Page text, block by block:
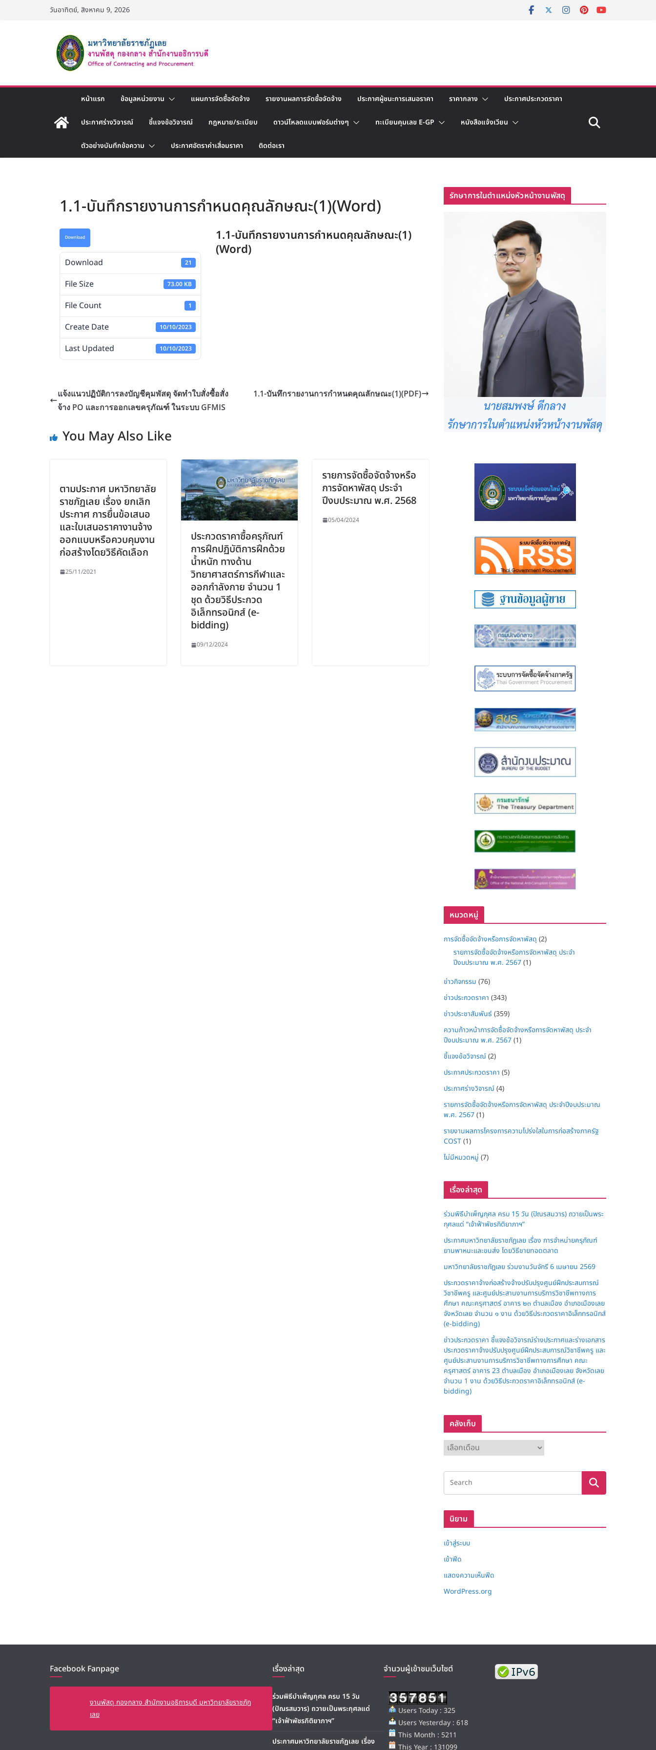
วันอาทิตย์, สิงหาคม 9, 2026
หน้าแรก ข้อมูลหน่วยงาน แผนการจัดซื้อจัดจ้าง รายงานผลการจัดซื้อจัดจ้าง ประกาศผู้ชนะการเสนอราคา ราคากลาง ประกาศประกวดราคา
ประกาศร่างวิจารณ์ ชี้แจงข้อวิจารณ์ กฎหมาย/ระเบียบ ดาวน์โหลดแบบฟอร์มต่างๆ ทะเบียนคุมเลข E-GP หนังสือแจ้งเวียน
ตัวอย่างบันทึกข้อความ ประกาศอัตราค่าเสื่อมราคา ติดต่อเรา
1.1-บันทึกรายงานการกำหนดคุณลักษณะ(1)(Word)
Download
Download 21
File Size 73.00 KB
File Count 1
Create Date 10/10/2023
Last Updated 10/10/2023
1.1-บันทึกรายงานการกำหนดคุณลักษณะ(1)
(Word)
แจ้งแนวปฏิบัติการลงบัญชีคุมพัสดุ จัดทำใบสั่งซื้อสั่ง
จ้าง PO และการออกเลขครุภัณฑ์ ในระบบ GFMIS
1.1-บันทึกรายงานการกำหนดคุณลักษณะ(1)(PDF)
You May Also Like
ตามประกาศ มหาวิทยาลัย
ราชภัฏเลย เรื่อง ยกเลิก
ประกาศ การยื่นข้อเสนอ
และใบเสนอราคางานจ้าง
ออกแบบหรือควบคุมงาน
ก่อสร้างโดยวิธีคัดเลือก
25/11/2021
ประกวดราคาซื้อครุภัณฑ์
การฝึกปฏิบัติการฝึกด้วย
น้ำหนัก ทางด้าน
วิทยาศาสตร์การกีฬาและ
ออกกำลังกาย จำนวน 1
ชุด ด้วยวิธีประกวด
อิเล็กทรอนิกส์ (e-
bidding)
09/12/2024
รายการจัดซื้อจัดจ้างหรือ
การจัดหาพัสดุ ประจำ
ปีงบประมาณ พ.ศ. 2568
05/04/2024
รักษาการในตำแหน่งหัวหน้างานพัสดุ
หมวดหมู่
การจัดซื้อจัดจ้างหรือการจัดหาพัสดุ (2)
รายการจัดซื้อจัดจ้างหรือการจัดหาพัสดุ ประจำ
ปีงบประมาณ พ.ศ. 2567(1)
ข่าวกิจกรรม (76)
ข่าวประกวดราคา (343)
ข่าวประชาสัมพันธ์(359)
ความก้าวหน้าการจัดซื้อจัดจ้างหรือการจัดหาพัสดุ ประจำ
ปีงบประมาณ พ.ศ. 2567(1)
ชี้แจงข้อวิจารณ์(2)
ประกาศประกวดราคา (5)
ประกาศร่างวิจารณ์(4)
รายการจัดซื้อจัดจ้างหรือการจัดหาพัสดุ ประจำปีงบประมาณ
พ.ศ. 2567(1)
รายงานผลการโครงการความโปร่งใสในการก่อสร้างภาครัฐ
COST(1)
ไม่มีหมวดหมู่ (7)
เรื่องล่าสุด
ร่วมพิธีบำเพ็ญกุศล ครบ 15 วัน (ปัณรสมวาร) ถวายเป็นพระ
กุศลแด่ “เจ้าฟ้าพัชรกิติยาภาฯ”
ประกาศมหาวิทยาลัยราชภัฏเลย เรื่อง การจำหน่ายครุภัณฑ์
ยานพาหนะและขนส่ง โดยวิธีขายทอดตลาด
มหาวิทยาลัยราชภัฏเลย ร่วมงานวันจักรี 6 เมษายน 2569
ประกวดราคาจ้างก่อสร้างจ้างปรับปรุงศูนย์ฝึกประสบการณ์
วิชาชีพครู และศูนย์ประสานงานการบริการวิชาชีพทางการ
ศึกษา คณะครุศาสตร์ อาคาร ๒๓ ตำบลเมือง อำเภอเมืองเลย
จังหวัดเลย จำนวน ๑ งาน ด้วยวิธีประกวดราคาอิเล็กทรอนิกส์
(e-bidding)
ข่าวประกวดราคา ชี้แจงข้อวิจารณ์ร่างประกาศและร่างเอกสาร
ประกวดราคาจ้างปรับปรุงศูนย์ฝึกประสบการณ์วิชาชีพครู และ
ศูนย์ประสานงานการบริการวิชาชีพทางการศึกษา คณะ
ครุศาสตร์ อาคาร 23 ตำบลเมือง อำเภอเมืองเลย จังหวัดเลย
จำนวน 1 งาน ด้วยวิธีประกวดราคาอิเล็กทรอนิกส์ (e-
bidding)
คลังเก็บ
ลั
ง
ก็
นิยาม
เข้าสู่ระบบ
เข้าฟีด
แสดงความเห็นฟีด
WordPress.org
Facebook Fanpage
งานพัสดุ กองกลาง สำนักงานอธิการบดี มหาวิทยาลัยราชภัฏ
เลย
เรื่องล่าสุด
ร่วมพิธีบำเพ็ญกุศล ครบ 15 วัน
(ปัณรสมวาร) ถวายเป็นพระกุศลแด่
“เจ้าฟ้าพัชรกิติยาภาฯ”
ประกาศมหาวิทยาลัยราชภัฏเลย เรื่อง
จำนวนผู้เข้าชมเว็บไซต์
Users Today : 325
Users Yesterday : 618
This Month : 5211
This Year : 131099